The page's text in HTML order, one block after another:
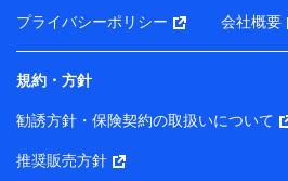
サービス・商品等に関するご提
ことがあります。）
各種セミナーの開催のため
コンサルティングサービスの実施
アンケートやキャンペーン等の実
上記に係る案内・手続き・管理等
所・代表者名】
プライバシーポリシー 会社概要
規約・方針
勧誘方針・保険契約の取扱いについて
推奨販売方針